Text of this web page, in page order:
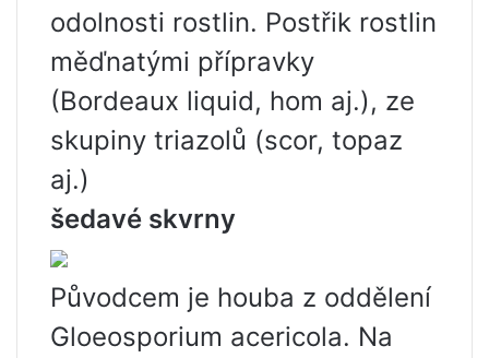
odolnosti rostlin. Postřik rostlin
měďnatými přípravky
(Bordeaux liquid, hom aj.), ze
skupiny triazolů (scor, topaz
aj.)
šedavé skvrny
Původcem je houba z oddělení
Gloeosporium acericola. Na